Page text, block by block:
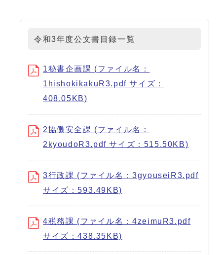
令和3年度公文書目録一覧
1秘書企画課 (ファイル名：
1hishokikakuR3.pdf サイズ：
408.05KB)
2協働安全課 (ファイル名：
2kyoudoR3.pdf サイズ：515.50KB)
3行政課 (ファイル名：3gyouseiR3.pdf
サイズ：593.49KB)
4税務課 (ファイル名：4zeimuR3.pdf
サイズ：438.35KB)